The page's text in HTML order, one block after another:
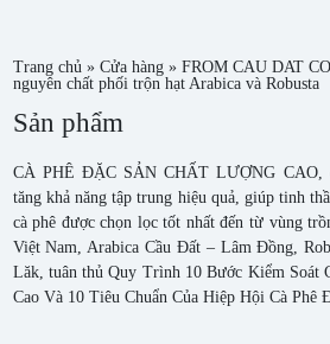
Trang chủ» Cửa hàng» FROM CAU DAT
nguyên chất phối trộn hạt Arabica và Robusta
Sản phẩm
CÀ PHÊ ĐẶC SẢN CHẤT LƯỢNG CAO,
tăng khả năng tập trung hiệu quả, giúp tinh
cà phê được chọn lọc tốt nhất đến từ vùng
Việt Nam, Arabica Cầu Đất – Lâm Đồng,
Lăk, tuân thủ Quy Trình 10 Bước Kiểm Soát
Cao Và 10 Tiêu Chuẩn Của Hiệp Hội Cà Phê